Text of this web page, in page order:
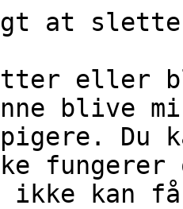
at
eller
blive
Du
ikke kan